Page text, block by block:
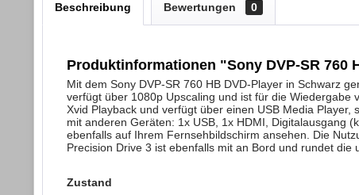
Beschreibung Bewertungen 0
Produktinformationen "Sony DVP-SR 760
Mit dem Sony DVP-SR 760 HB DVD-Player in Schwarz
verfügt über 1080p Upscaling und ist für die Wiedergabe
Xvid Playback und verfügt über einen USB Media
mit anderen Geräten: 1x USB, 1x HDMI, Digitalausgang
ebenfalls auf Ihrem Fernsehbildschirm ansehen. Die
Precision Drive 3 ist ebenfalls mit an Bord und rundet die
Zustand